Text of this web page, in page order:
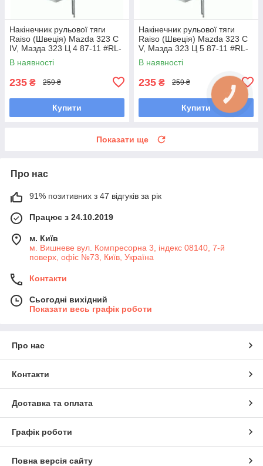
Накінечник рульової тяги
Raiso (Швеція) Mazda 323 C
IV, Мазда 323 Ц 4 87-11 #RL-
232280M UAOUHQF7
В наявності
235 ₴ 259 ₴
Купити
Накінечник рульової тяги
Raiso (Швеція) Mazda 323 C
V, Мазда 323 Ц 5 87-11 #RL-
232280M UAQSNRY7
В наявності
235 ₴ 259 ₴
Купити
Показати ще
Про нас
91% позитивних з 47 відгуків за рік
Працює з 24.10.2019
м. Київ
м. Вишневе вул. Компресорна 3, індекс 08140, 7-й
поверх, офіс №73, Київ, Україна
Контакти
Сьогодні вихідний
Показати весь графік роботи
Про нас
Контакти
Доставка та оплата
Графік роботи
Повна версія сайту